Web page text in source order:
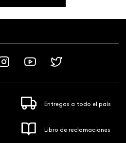
Entregas a todo el país
Libro de reclamaciones